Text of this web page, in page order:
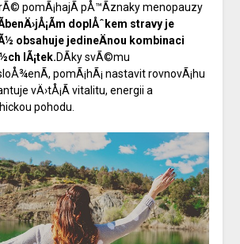
pomÃ¡hajÃ­ pÅ™Ã­znaky menopauzy
doplÅˆkem stravy je
obsahuje jedineÄnou kombinaci
lÃ¡tek.DÃ­ky svÃ©mu
pomÃ¡hÃ¡ nastavit rovnovÃ¡hu
vÄ›tÅ¡Ã­ vitalitu, energii a
pohodu.